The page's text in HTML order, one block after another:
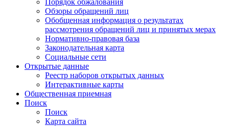
Порядок обжалования
Обзоры обращений лиц
Обобщенная информация о результатах
рассмотрения обращений лиц и принятых мерах
Нормативно-правовая база
Законодательная карта
Социальные сети
Открытые данные
Реестр наборов открытых данных
Интерактивные карты
Общественная приемная
Поиск
Поиск
Карта сайта